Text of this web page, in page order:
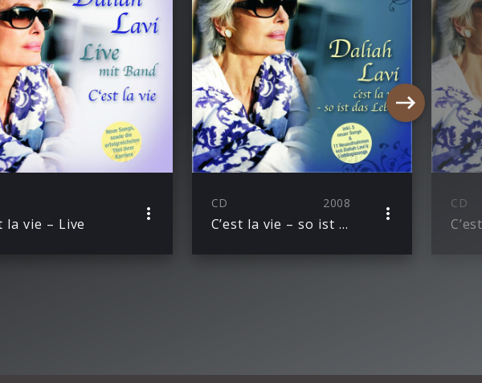
la vie – Live
CD 2008
C’est la vie – so ist das Leben
CD